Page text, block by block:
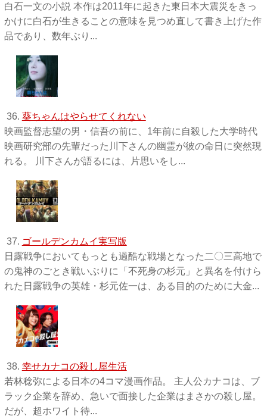
白石一文の小説 本作は2011年に起きた東日本大震災をきっ
かけに白石が生きることの意味を見つめ直して書き上げた作
品であり、数年ぶり...
36. 葵ちゃんはやらせてくれない
映画監督志望の男・信吾の前に、1年前に自殺した大学時代
映画研究部の先輩だった川下さんの幽霊が彼の命日に突然現
れる。 川下さんが語るには、片思いをし...
37. ゴールデンカムイ実写版
日露戦争においてもっとも過酷な戦場となった二〇三高地で
の鬼神のごとき戦いぶりに「不死身の杉元」と異名を付けら
れた日露戦争の英雄・杉元佐一は、ある目的のために大金...
38. 幸せカナコの殺し屋生活
若林稔弥による日本の4コマ漫画作品。 主人公カナコは、ブ
ラック企業を辞め、急いで面接した企業はまさかの殺し屋。
だが、超ホワイト待...